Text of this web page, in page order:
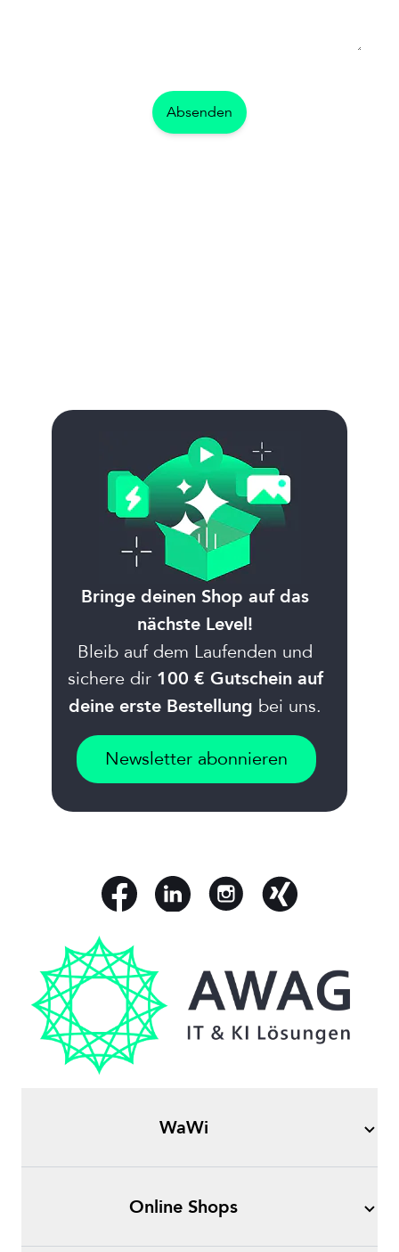
Absenden
Bringe deinen Shop auf das
nächste Level!
Bleib auf dem Laufenden und
sichere dir 100 € Gutschein auf
deine erste Bestellung bei uns.
Newsletter abonnieren
WaWi
Online Shops